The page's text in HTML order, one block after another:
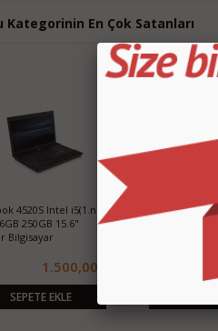
Kategorinin En Çok Satanları
4520S Intel i5(1.nesil)
250GB 15.6"
Bilgisayar
1.500,00 TL
SEPETE EKLE
Sony Vaio i5
250GB SSD 14
Taşınabilir